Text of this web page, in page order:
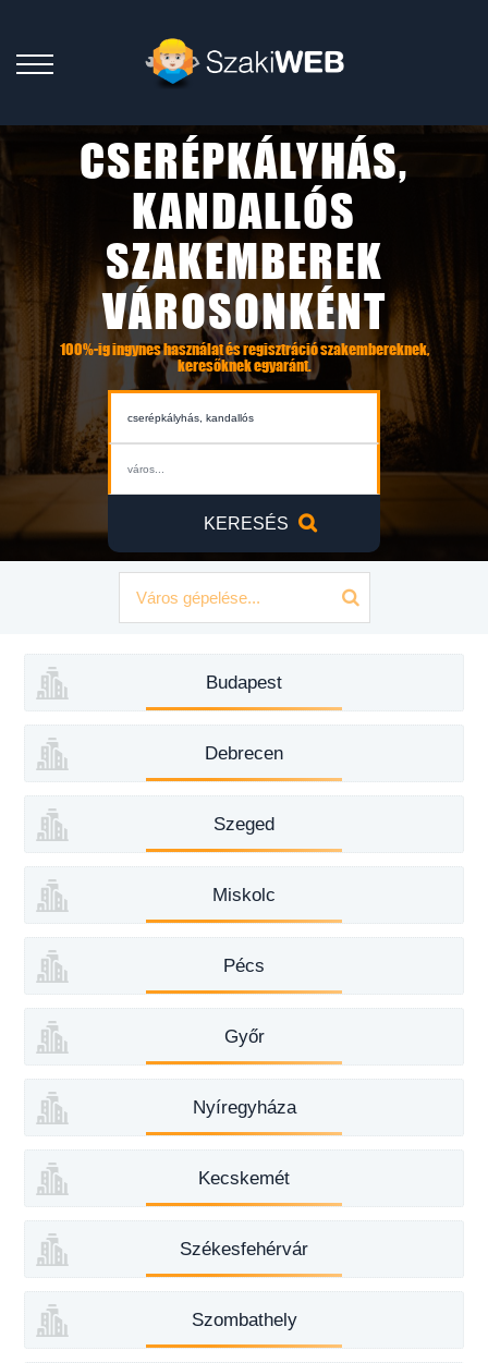
CSERÉPKÁLYHÁS,
KANDALLÓS
SZAKEMBEREK
VÁROSONKÉNT
100%-ig ingynes használat és regisztráció szakembereknek,
keresőknek egyaránt.
KERESÉS
Budapest
Debrecen
Szeged
Miskolc
Pécs
Győr
Nyíregyháza
Kecskemét
Székesfehérvár
Szombathely